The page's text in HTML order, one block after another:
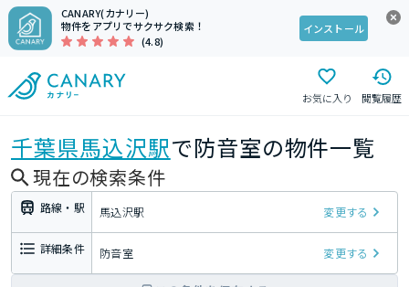
CANARY(カナリー)
物件をアプリでサクサク検索！
(4.8)
インストール
お気に入り 閲覧履歴
千葉県馬込沢駅で防音室の物件一覧
現在の検索条件
路線・駅 馬込沢駅 変更する
詳細条件 防音室 変更する